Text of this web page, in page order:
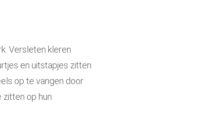
. Versleten kleren
en uitstapjes zitten
op te vangen door
zitten op hun